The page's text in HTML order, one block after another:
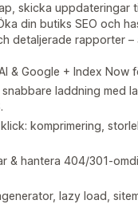
skicka uppdateringar
din butiks SEO och
detaljerade rapporter –
& Google + Index Now
laddning med
komprimering,
& hantera 404/301-
lazy load,